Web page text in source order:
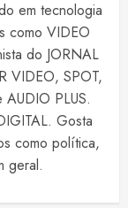
em tecnologia
como VIDEO
do JORNAL
VIDEO, SPOT,
PLUS.
Gosta
como política,
geral.